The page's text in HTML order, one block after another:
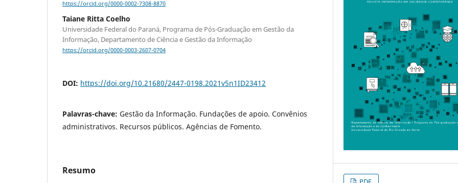
https://orcid.org/0000-0002-7308-8870
Taiane Ritta Coelho
Universidade Federal do Paraná, Programa de Pós-Graduação em Gestão da
Informação, Departamento de Ciência e Gestão da Informação
https://orcid.org/0000-0003-2607-0704
DOI: https://doi.org/10.21680/2447-0198.2021v5n1ID23412
Palavras-chave: Gestão da Informação. Fundações de apoio. Convênios
administrativos. Recursos públicos. Agências de Fomento.
Resumo